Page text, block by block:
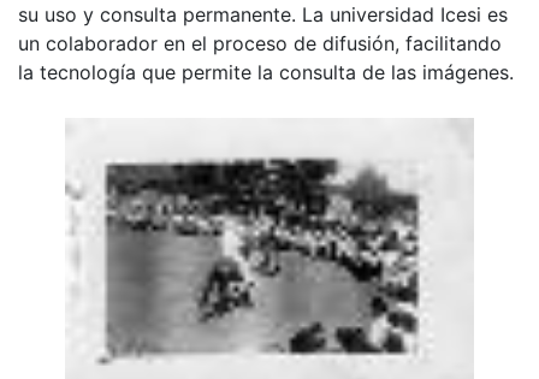
su uso y consulta permanente. La universidad Icesi es
un colaborador en el proceso de difusión, facilitando
la tecnología que permite la consulta de las imágenes.